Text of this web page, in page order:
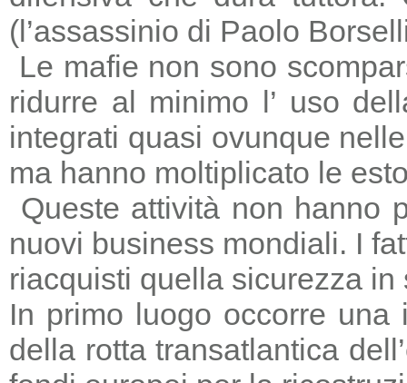
(l’assassinio di Paolo
Le mafie non sono
ridurre al minimo l’ uso
integrati quasi ovunque
ma hanno moltiplicato le
Queste attività non hanno
nuovi business mondiali. I
riacquisti quella sicurezza
In primo luogo occorre
della rotta transatlantica